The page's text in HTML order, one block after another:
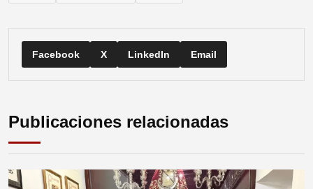
Facebook X LinkedIn Email
Publicaciones relacionadas